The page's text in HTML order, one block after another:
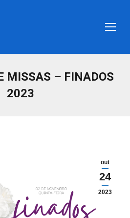
MISSAS – FINADOS
2023
out
24
2023